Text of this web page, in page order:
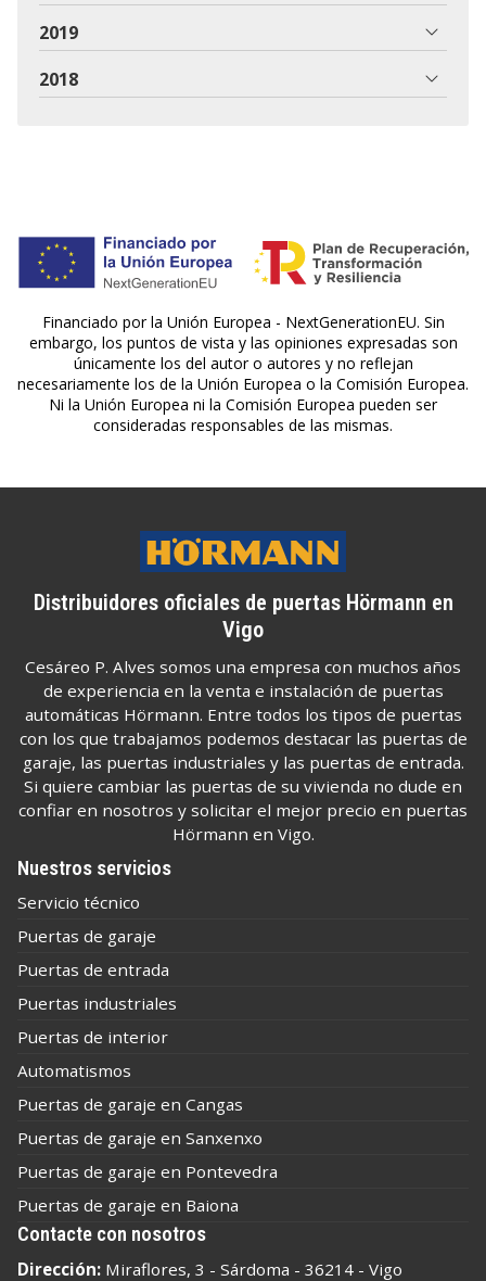
2019
2018
Financiado por la Unión Europea - NextGenerationEU. Sin
embargo, los puntos de vista y las opiniones expresadas son
únicamente los del autor o autores y no reflejan
necesariamente los de la Unión Europea o la Comisión Europea.
Ni la Unión Europea ni la Comisión Europea pueden ser
consideradas responsables de las mismas.
Distribuidores oficiales de puertas Hörmann en
Vigo
Cesáreo P. Alves somos una empresa con muchos años
de experiencia en la venta e instalación de puertas
automáticas Hörmann. Entre todos los tipos de puertas
con los que trabajamos podemos destacar las puertas de
garaje, las puertas industriales y las puertas de entrada.
Si quiere cambiar las puertas de su vivienda no dude en
confiar en nosotros y solicitar el mejor precio en puertas
Hörmann en Vigo.
Nuestros servicios
Servicio técnico
Puertas de garaje
Puertas de entrada
Puertas industriales
Puertas de interior
Automatismos
Puertas de garaje en Cangas
Puertas de garaje en Sanxenxo
Puertas de garaje en Pontevedra
Puertas de garaje en Baiona
Contacte con nosotros
Dirección: Miraflores, 3 - Sárdoma - 36214 - Vigo